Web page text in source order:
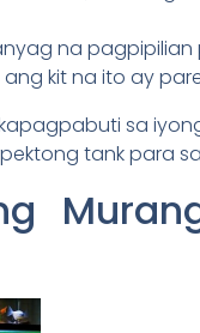
na pagpipilian
ang kit na ito ay
sa
tank para